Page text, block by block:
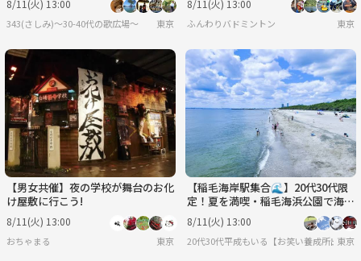
8/11(火) 13:00
343(さしみ)〜30-40代の歌広場〜 東京
8/11(火) 13:00
ふんわりバドミントン 東京
【男女共催】夜の学校が舞台のお化
け屋敷に行こう!
8/11(火) 13:00
おちゃまる 東京
【稲毛海岸駅集合🌊】20代30代限
定！夏を満喫・稲毛海浜公園で海水
浴ピクニック✨
8/11(火) 13:00
20代30代平成もいる【お笑い養成所出身
東京